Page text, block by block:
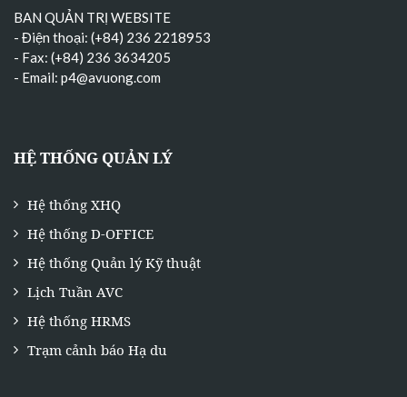
BAN QUẢN TRỊ WEBSITE
- Điện thoại: (+84) 236 2218953
- Fax: (+84) 236 3634205
- Email: p4@avuong.com
HỆ THỐNG QUẢN LÝ
Hệ thống XHQ
Hệ thống D-OFFICE
Hệ thống Quản lý Kỹ thuật
Lịch Tuần AVC
Hệ thống HRMS
Trạm cảnh báo Hạ du